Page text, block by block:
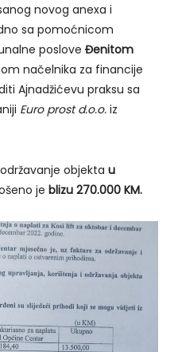
novog anexa i
sa pomoćnicom
poslove Đenitom
načelnika za financije
Ajnadžićevu praksu sa
Euro prost d.o.o. iz
objekta u
je blizu 270.000 KM.